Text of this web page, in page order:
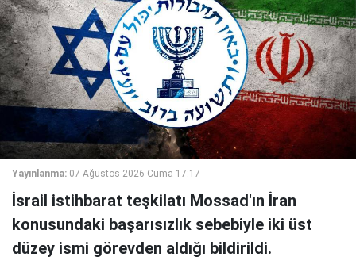
Yayınlanma: 07 Ağustos 2026 Cuma 17:17
İsrail istihbarat teşkilatı Mossad'ın İran
konusundaki başarısızlık sebebiyle iki üst
düzey ismi görevden aldığı bildirildi.